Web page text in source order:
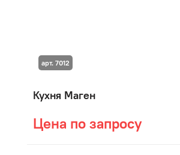
Кухня Маген
Цена по запросу
арт. 7012